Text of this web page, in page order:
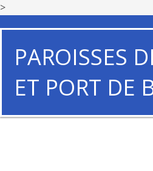
>
PAROISSES
ET PORT DE